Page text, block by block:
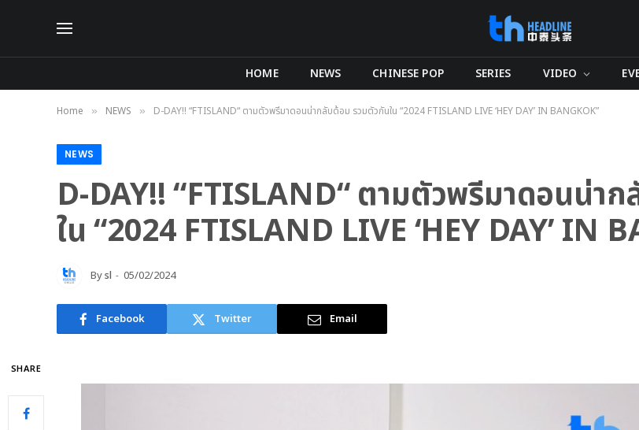
HOME NEWS CHINESE POP SERIES VIDEO
Home » NEWS » D-DAY!! “FTISLAND“ ตามตัวพรีมาดอนน่ากลับด้อม รวมตัวกันใน “2024 FTISLAND LIVE ‘HEY DAY’ IN BANGKOK”
NEWS
D-DAY!! “FTISLAND“ ตามตัวพรีมาดอนน่า
ใน “2024 FTISLAND LIVE ‘HEY DAY’ IN
Bysl 05/02/2024
Facebook Twitter Email
SHARE